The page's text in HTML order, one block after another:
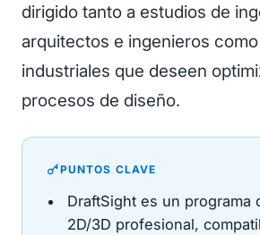
dirigido tanto a estudios de
arquitectos e ingenieros
industriales que deseen
procesos de diseño.
PUNTOS CLAVE
DraftSight es un programa
2D/3D profesional,